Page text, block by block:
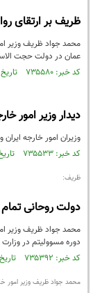
ظریف بر ارتقای
محمد جواد ظریف وزیر
عمان در دولت حجت
کد خبر: ۷۳۵۵۸۰ تاریخ انتشار : ۱۴۰۰/۰۵/۱۲
دیدار وزیر امور
وزیران امور خارجه ایران
کد خبر: ۷۳۵۵۳۳ تاریخ انتشار : ۱۴۰۰/۰۵/۱۲
ظریف:
دولت روحانی
محمد جواد ظریف وزیر
دوره مسوولیتم در
کد خبر: ۷۳۵۳۹۲ تاریخ انتشار : ۱۴۰۰/۰۵/۱۱
محمد جواد ظریف وزیر امور